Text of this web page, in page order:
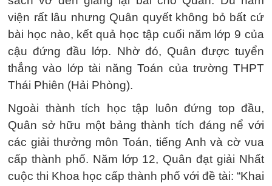
viện rất lâu nhưng Quân quyết không bỏ bất cứ
bài học nào, kết quả học tập cuối năm lớp 9 của
cậu đứng đầu lớp. Nhờ đó, Quân được tuyển
thẳng vào lớp tài năng Toán của trường THPT
Thái Phiên (Hải Phòng).
Ngoài thành tích học tập luôn đứng top đầu,
Quân sở hữu một bảng thành tích đáng nể với
các giải thưởng môn Toán, tiếng Anh và cờ vua
cấp thành phố. Năm lớp 12, Quân đạt giải Nhất
cuộc thi Khoa học cấp thành phố với đề tài: “Khai